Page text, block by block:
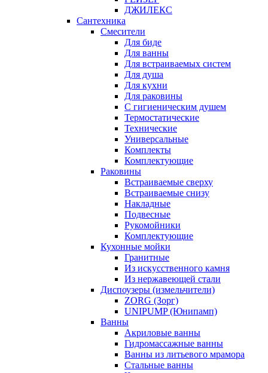
ДЖИЛЕКС
Сантехника
Смесители
Для биде
Для ванны
Для встраиваемых систем
Для душа
Для кухни
Для раковины
С гигиеническим душем
Термостатические
Технические
Универсальные
Комплекты
Комплектующие
Раковины
Встраиваемые сверху
Встраиваемые снизу
Накладные
Подвесные
Рукомойники
Комплектующие
Кухонные мойки
Гранитные
Из искусственного камня
Из нержавеющей стали
Диспоузеры (измельчители)
ZORG (Зорг)
UNIPUMP (Юнипамп)
Ванны
Акриловые ванны
Гидромассажные ванны
Ванны из литьевого мрамора
Стальные ванны